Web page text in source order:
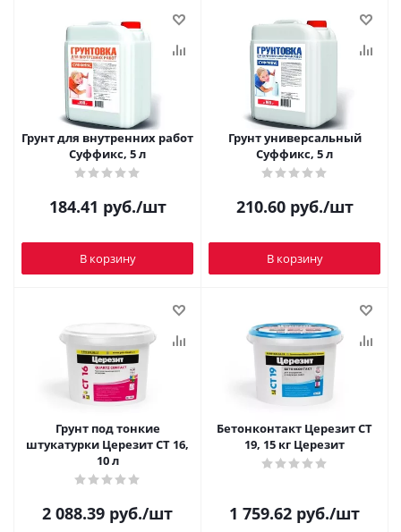
Грунт для внутренних работ
Суффикс, 5 л
184.41 руб./шт
В корзину
Грунт универсальный
Суффикс, 5 л
210.60руб./шт
В корзину
Грунт под тонкие
штукатурки Церезит СТ 16,
10 л
2 088.39 руб./шт
Бетонконтакт Церезит CT
19, 15 кг Церезит
1 759.62 руб./шт